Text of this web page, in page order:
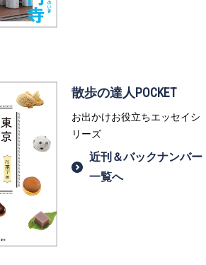
散歩の達人POCKET
お出かけお役立ちエッセイシ
リーズ
近刊＆バックナンバー
一覧へ